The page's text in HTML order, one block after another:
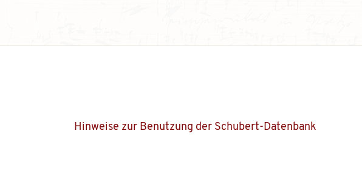
Hinweise zur Benutzung der Schubert-Datenbank